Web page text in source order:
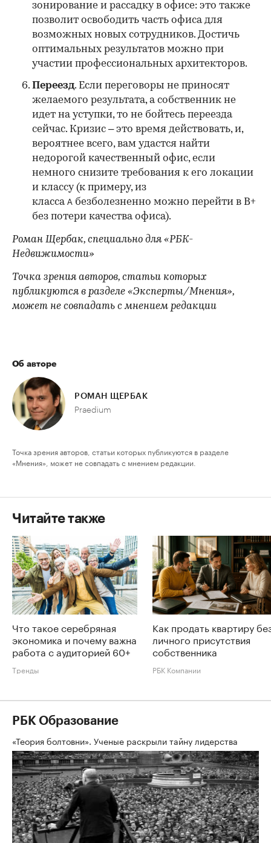
зонирование и рассадку в офисе: это также
позволит освободить часть офиса для
возможных новых сотрудников. Достичь
оптимальных результатов можно при
участии профессиональных архитекторов.
Переезд. Если переговоры не приносят
желаемого результата, а собственник не
идет на уступки, то не бойтесь переезда
сейчас. Кризис – это время действовать, и,
вероятнее всего, вам удастся найти
недорогой качественный офис, если
немного снизите требования к его локации
и классу (к примеру, из
класса А безболезненно можно перейти в В+
без потери качества офиса).
Роман Щербак, специально для «РБК-
Недвижимости»
Точка зрения авторов, статьи которых
публикуются в разделе «Эксперты/Мнения»,
может не совпадать с мнением редакции
Об авторе
РОМАН ЩЕРБАК
Praedium
Точка зрения авторов, статьи которых публикуются в разделе
«Мнения», может не совпадать с мнением редакции.
Читайте также
Что такое серебряная
экономика и почему важна
работа с аудиторией 60+
Тренды
Как продать квартиру
личного присутствия
собственника
РБК Компании
РБК Образование
«Теория болтовни». Ученые раскрыли тайну лидерства